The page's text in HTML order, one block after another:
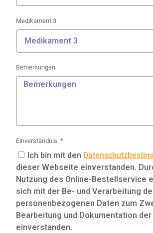
Medikament 3
Bemerkungen
Einverständnis
Ich bin mit den
dieser Webseite einverstanden.
Nutzung des Online-Bestellservice
sich mit der Be- und Verarbeitung
personenbezogenen Daten zum
Bearbeitung und Dokumentation
einverstanden.